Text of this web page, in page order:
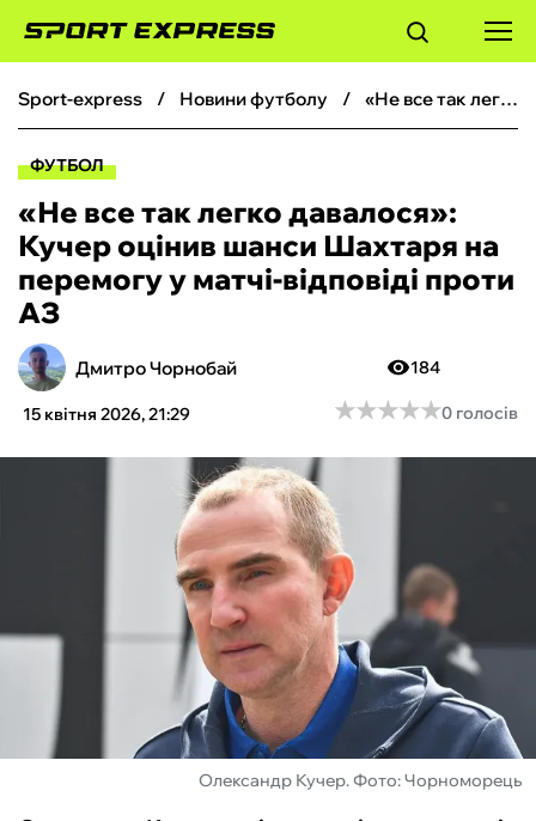
ФУТБОЛ
БОКС
ХОКЕЙ
ТЕНІС
КІБЕРСПОРТ
ІНШІ
БУКМЕКЕРИ
sport-express новини футболу «Не все так легко давалося»: Кучер оцінив шанси Шахтаря на перемогу у матчі-відповіді проти АЗ
ФУТБОЛ
«Не все так легко давалося»:
Кучер оцінив шанси Шахтаря на
перемогу у матчі-відповіді проти
АЗ
Дмитро Чорнобай
15 квітня 2026, 21:29
184
★★★★★
★★★★★0 голосів
Олександр Кучер. Фото: Чорноморець